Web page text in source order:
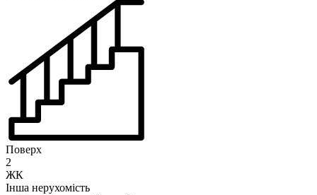
Поверх
2
ЖК
Інша нерухомість